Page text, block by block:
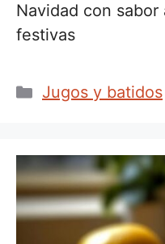
Navidad con
festivas
Categorías
Jugos y batidos